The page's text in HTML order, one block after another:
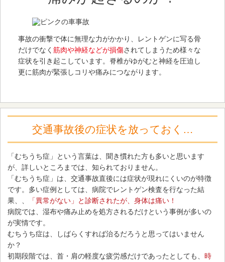
事故の衝撃で体に無理な力がかかり、レントゲンに写る骨
だけでなく 筋肉や神経などが損傷されてしまうため様々な
症状を引き起こしています。脊椎がゆがむと神経を圧迫し
更に筋肉が緊張しコリや痛みにつながります。
交通事故後の症状を放っておく…
「むちうち症」という言葉は、聞き慣れた方も多いと思います
が、詳しいところまでは、知られておりません。
「むちうち症」は、交通事故直後には症状が現れにくいのが特徴
です。多い症例としては、病院でレントゲン検査を⾏なった結
果、、
「異常がない」と診断されたが、⾝体は痛い！
病院では、湿布や痛み⽌めを処⽅されるだけという事例が多いの
が実情です。
むちうち症は、しばらくすれば治るだろうと思ってはいません
か？
初期段階では、⾸・肩の軽度な疲労感だけであったとしても、 時